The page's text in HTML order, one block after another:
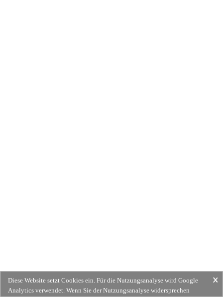
Diese Website setzt Cookies ein. Für die Nutzungsanalyse wird Google
Analytics verwendet. Wenn Sie der Nutzungsanalyse widersprechen